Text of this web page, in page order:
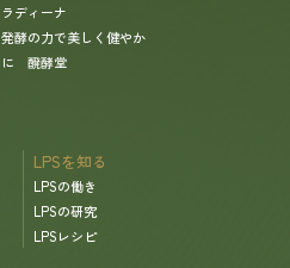
ラディーナ
発酵の力で美しく健やか
に 醗酵堂
LPSを知る
LPSの働き
LPSの研究
LPSレシピ